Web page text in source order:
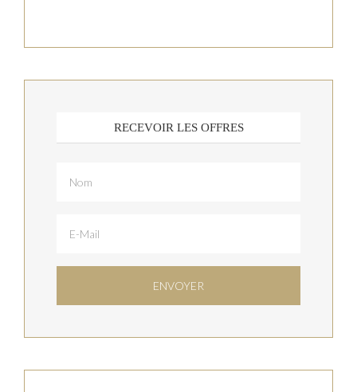
RECEVOIR LES OFFRES